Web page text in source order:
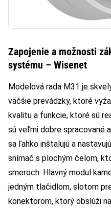
Zapojenie a možnosti
systému – Wisenet
Modelová rada M31 je
väčšie prevádzky, ktoré
kvalitu a funkcie, ktoré sú
sú veľmi dobre spracované
sa ľahko inštalujú a
snímač s plochým čelom,
smeroch. Hlavný modul
jedným tlačidlom, slotom
konektorom, ktorý obslúži